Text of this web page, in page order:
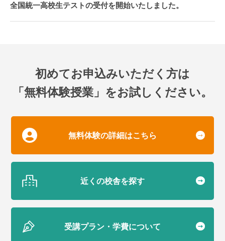
全国統一高校生テストの受付を開始いたしました。
初めてお申込みいただく方は
「無料体験授業」をお試しください。
無料体験の詳細はこちら
近くの校舎を探す
受講プラン・学費について